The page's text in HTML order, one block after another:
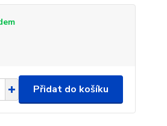
Přidat do košíku